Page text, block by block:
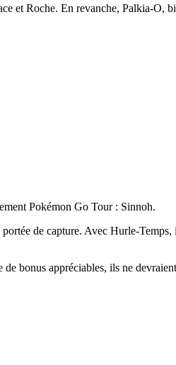
Roche. En revanche, Palkia-O,
Pokémon Go Tour : Sinnoh.
de capture. Avec Hurle-
bonus appréciables, ils ne